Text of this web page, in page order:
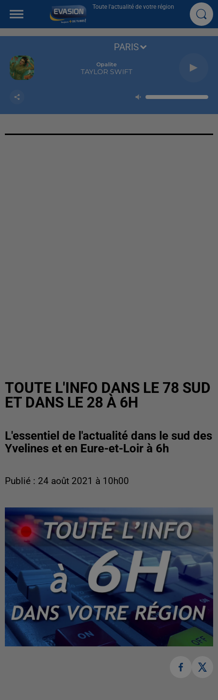
Toute l'actualité de votre région
Opalite
TAYLOR SWIFT
PARIS
TOUTE L'INFO DANS LE 78 SUD
ET DANS LE 28 À 6H
L'essentiel de l'actualité dans le sud des
Yvelines et en Eure-et-Loir à 6h
Publié : 24 août 2021 à 10h00